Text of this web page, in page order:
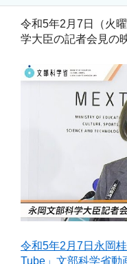
令和5年2月7日（火
学大臣の記者会見の
令和5年2月7日永岡
Tube」文部科学省動